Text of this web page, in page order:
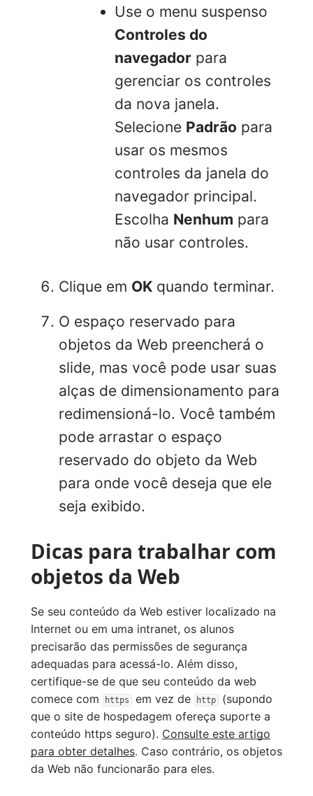
Use o menu suspenso
Controles do
navegador para
gerenciar os controles
da nova janela.
Selecione Padrão para
usar os mesmos
controles da janela do
navegador principal.
Escolha Nenhum para
não usar controles.
Clique em OK quando terminar.
O espaço reservado para
objetos da Web preencherá o
slide, mas você pode usar suas
alças de dimensionamento para
redimensioná-lo. Você também
pode arrastar o espaço
reservado do objeto da Web
para onde você deseja que ele
seja exibido.
Dicas para trabalhar com
objetos da Web
Se seu conteúdo da Web estiver localizado na
Internet ou em uma intranet, os alunos
precisarão das permissões de segurança
adequadas para acessá-lo. Além disso,
certifique-se de que seu conteúdo da web
comece com
https em vez de http (supondo
que o site de hospedagem ofereça suporte a
conteúdo https seguro). Consulte este artigo
para obter detalhes. Caso contrário, os objetos
da Web não funcionarão para eles.